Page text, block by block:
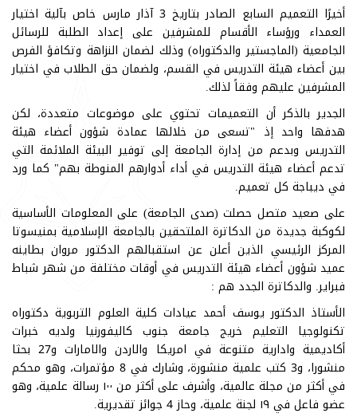
أخيرًا التعميم السابع الصادر بتاريخ 3 آذار مارس خاص بآلية اختيار
العمداء ورؤساء الأقسام للمشرفين على إعداد الطلبة للرسائل
الجامعية (الماجستير والدكتوراه) وذلك لضمان النزاهة وتكافؤ الفرص
بين أعضاء هيئة التدريس في القسم، ولضمان حق الطلاب في اختيار
المشرفين عليهم وفقاً لذلك.
الجدير بالذكر أن التعميمات تحتوي على موضوعات متعددة، لكن
هدفها واحد إذ "تسعى من خلالها عمادة شؤون أعضاء هيئة
التدريس وبدعم من إدارة الجامعة إلى توفير البيئة الملائمة التي
تدعم أعضاء هيئة التدريس في أداء أدوارهم المنوطة بهم" كما ورد
في ديباجة كل تعميم.
على صعيد متصل حصلت (صدى الجامعة) على المعلومات الأساسية
لكوكبة جديدة من الدكاترة الملتحقين بالجامعة الإسلامية بمنيسوتا
المركز الرئيسي الذين أعلن عن استقبالهم الدكتور مروان بطاينه
عميد شؤون أعضاء هيئة التدريس في أوقات مختلفة من شهر شباط
فبراير. والدكاترة الجدد هم :
الأستاذ الدكتور يوسف أحمد عيادات كلية العلوم التربوية دكتوراه
تكنولوجيا التعليم خريج جامعة جنوب كاليفورنيا ولديه خبرات
أكاديمية وادارية متنوعة في امريكا والاردن والامارات و27 بحثا
منشورا، و3 كتب علمية منشورة، وشارك في 8 مؤتمرات، وهو محكم
في أكثر من مجلة عالمية، وأشرف على أكثر من ١٠٠ رسالة علمية، وهو
عضو فاعل في ١٩ لجنة علمية، وحاز 4 جوائز تقديرية.